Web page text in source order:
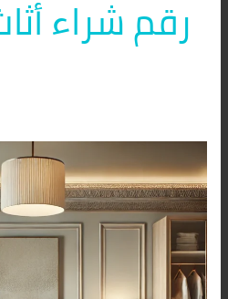
رقم شراء
شراء
اثاث
مستعمل
بحولي